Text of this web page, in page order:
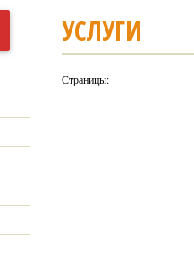
УСЛУГИ
Страницы: